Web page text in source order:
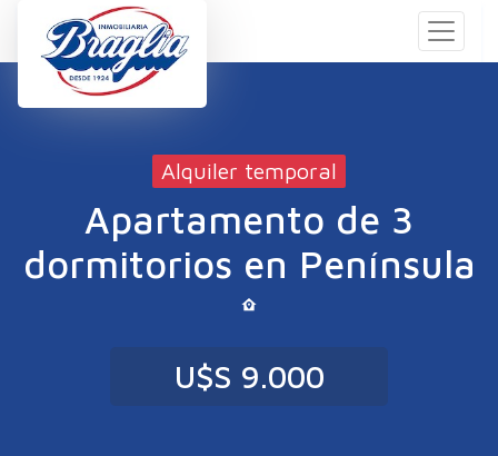
Alquiler temporal
Apartamento de 3
dormitorios en Península
U$S 9.000